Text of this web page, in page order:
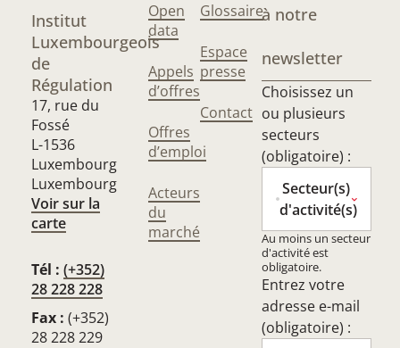
Institut
Luxembourgeois
de
Régulation
17, rue du
Fossé
L-1536
Luxembourg
Luxembourg
Voir sur la
carte
Tél : (+352)
28 228 228
Fax : (+352)
28 228 229
Open
data
Appels
d’offres
Offres
d’emploi
Acteurs
du
marché
Glossaire
Espace
presse
Contact
à notre
newsletter
Choisissez un
ou plusieurs
secteurs
(obligatoire) :
Secteur(s)
d'activité(s)
Au moins un secteur
d'activité est
obligatoire.
Entrez votre
adresse e-mail
(obligatoire) :